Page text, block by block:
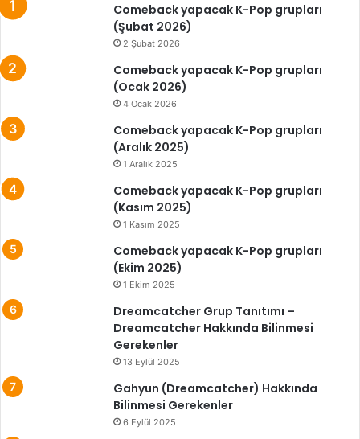
Comeback yapacak K-Pop grupları
(Şubat 2026)
2 Şubat 2026
Comeback yapacak K-Pop grupları
(Ocak 2026)
4 Ocak 2026
Comeback yapacak K-Pop grupları
(Aralık 2025)
1 Aralık 2025
Comeback yapacak K-Pop grupları
(Kasım 2025)
1 Kasım 2025
Comeback yapacak K-Pop grupları
(Ekim 2025)
1 Ekim 2025
Dreamcatcher Grup Tanıtımı –
Dreamcatcher Hakkında Bilinmesi
Gerekenler
13 Eylül 2025
Gahyun (Dreamcatcher) Hakkında
Bilinmesi Gerekenler
6 Eylül 2025